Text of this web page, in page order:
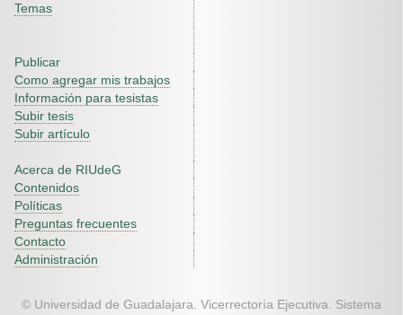
Temas
Publicar
Como agregar mis trabajos
Información para tesistas
Subir tesis
Subir artículo
Acerca de RIUdeG
Contenidos
Políticas
Preguntas frecuentes
Contacto
Administración
© Universidad de Guadalajara. Vicerrectoría Ejecutiva. Sistema